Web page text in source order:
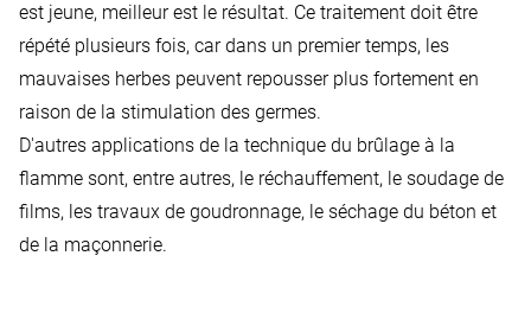
est jeune, meilleur est le résultat. Ce traitement doit être
répété plusieurs fois, car dans un premier temps, les
mauvaises herbes peuvent repousser plus fortement en
raison de la stimulation des germes.
D'autres applications de la technique du brûlage à la
flamme sont, entre autres, le réchauffement, le soudage de
films, les travaux de goudronnage, le séchage du béton et
de la maçonnerie.